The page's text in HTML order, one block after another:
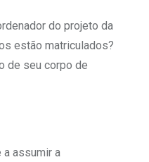
do projeto da
estão matriculados?
de seu corpo de
a assumir a